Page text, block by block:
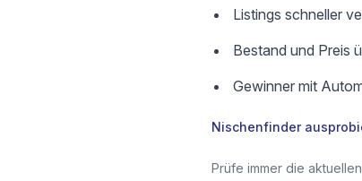
Listings schneller
Bestand und Preis
Gewinner mit
Nischenfinder
Prüfe immer die